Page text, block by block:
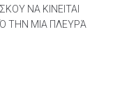
ΝΑ ΚΙΝΕΙΤΑΙ
ΤΗΝ ΜΙΑ ΠΛΕΥΡΆ